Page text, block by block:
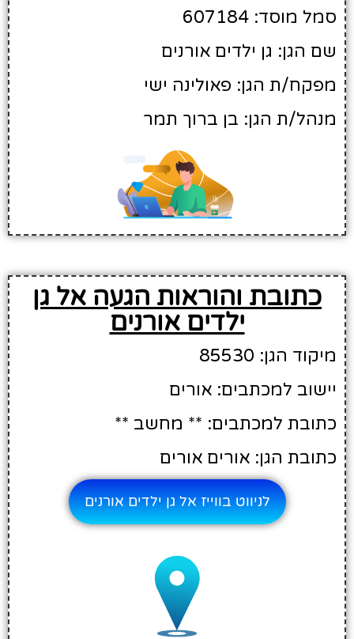
סמל מוסד: 607184
שם הגן: גן ילדים אורנים
מפקח/ת הגן: פאולינה ישי
מנהל/ת הגן: בן ברוך תמר
כתובת והוראות הגעה אל גן
ילדים אורנים
מיקוד הגן: 85530
יישוב למכתבים: אורים
כתובת למכתבים: ** מחשב **
כתובת הגן: אורים אורים
לניווט בווייז אל גן ילדים אורנים